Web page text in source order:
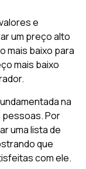
e
um preço alto
mais baixo para
mais baixo
na
pessoas. Por
uma lista de
que
com ele.